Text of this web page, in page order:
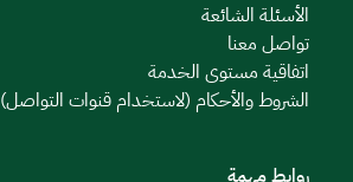
الأسئلة الشائعة
تواصل معنا
اتفاقية مستوى الخدمة
الشروط والأحكام (لاستخدام قنوات التواصل)
روابط مهمة